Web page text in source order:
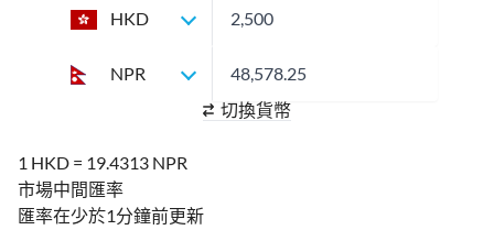
HKD
NPR
切換貨幣
1 HKD = 19.4313 NPR
市場中間匯率
匯率在少於1分鐘前更新